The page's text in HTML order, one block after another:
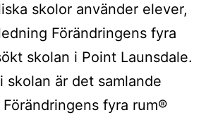
skolor använder elever,
Förändringens fyra
skolan i Point Launsdale.
skolan är det samlande
fyra rum®